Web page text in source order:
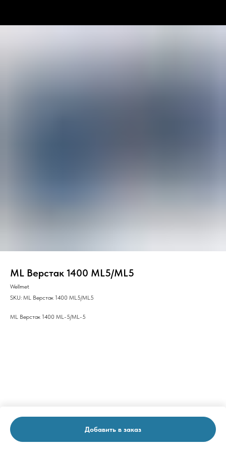
ML Верстак 1400 ML5/ML5
Wellmet
SKU: ML Верстак 1400 ML5/ML5
Добавить в заказ
ML Верстак 1400 ML-5/ML-5